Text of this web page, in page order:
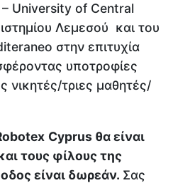
– University of Central
Λεμεσού και του
στην επιτυχία
υποτροφίες
νικητές/τριες μαθητές/
Cyprus θα είναι
τους φίλους της
είναι δωρεάν. Σας